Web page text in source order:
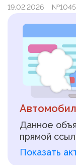
19.02.2026
Данное
прямой
Показать